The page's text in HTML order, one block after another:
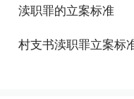
下有期徒刑或者拘役
徒刑或者拘役；情节
渎职罪的立案标准
村支书渎职罪立案标